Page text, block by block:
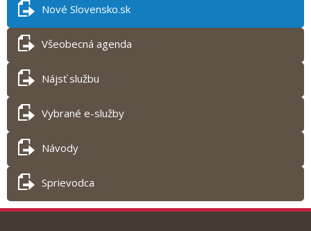
Nové Slovensko.sk
Všeobecná agenda
Nájsť službu
Vybrané e-služby
Návody
Sprievodca
Tlač obsahu